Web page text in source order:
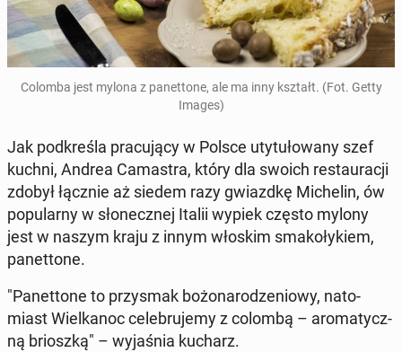
Colomba jest mylona z pa­net­to­ne, ale ma inny kształt. (Fot. Getty
Images)
Jak pod­kre­śla pra­cu­ją­cy w Polsce uty­tu­ło­wa­ny szef
kuchni, Andrea Ca­ma­stra, który dla swoich re­stau­ra­cji
zdobył łącznie aż siedem razy gwiazd­kę Mi­che­lin, ów
po­pu­lar­ny w sło­necz­nej Italii wypiek często mylony
jest w naszym kraju z innym włoskim sma­ko­ły­kiem,
pa­net­to­ne.
"Pa­net­to­ne to przy­smak bo­żo­na­ro­dze­nio­wy, na­to­
miast Wiel­ka­noc ce­le­bru­je­my z colombą – aro­ma­tycz­
ną briosz­ką" – wy­ja­śnia kucharz.